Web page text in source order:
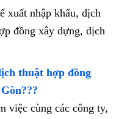
xuất nhập khẩu, dịch
đồng xây dựng, dịch
thuật hợp đồng
việc cùng các công ty,